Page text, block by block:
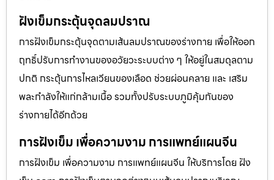
ฝังเข็มกระตุ้นจุดลมปราณ
การฝังเข็มกระตุ้นจุดตามเส้นลมปราณของร่างกาย เพื่อให้ออก
ฤทธิ์ปรับการทำงานของอวัยวะระบบต่าง ๆ ให้อยู่ในสมดุลตาม
ปกติ กระตุ้นการไหลเวียนของเลือด ช่วยผ่อนคลาย และ เสริม
พละกำลังให้แก่กล้ามเนื้อ รวมทั้งปรับระบบภูมิคุ้มกันของ
ร่างกายได้อีกด้วย
การฝังเข็ม เพื่อความงาม การแพทย์แผนจีน
การฝังเข็ม เพื่อความงาม การแพทย์แผนจีน ให้บริการโดย ฝัง